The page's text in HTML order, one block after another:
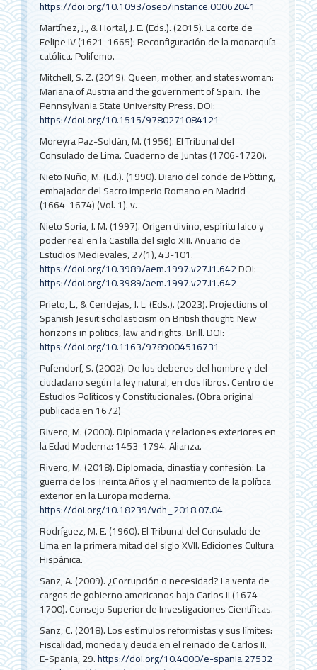
https://doi.org/10.1093/oseo/instance.00062041
Martínez, J., & Hortal, J. E. (Eds.). (2015). La corte de
Felipe IV (1621-1665): Reconfiguración de la monarquía
católica. Polifemo.
Mitchell, S. Z. (2019). Queen, mother, and stateswoman:
Mariana of Austria and the government of Spain. The
Pennsylvania State University Press.DOI:
https://doi.org/10.1515/9780271084121
Moreyra Paz-Soldán, M. (1956). El Tribunal del
Consulado de Lima. Cuaderno de Juntas (1706-1720).
Nieto Nuño, M. (Ed.). (1990). Diario del conde de Pötting,
embajador del Sacro Imperio Romano en Madrid
(1664-1674) (Vol. 1). v.
Nieto Soria, J. M. (1997). Origen divino, espíritu laico y
poder real en la Castilla del siglo XIII. Anuario de
Estudios Medievales, 27(1), 43-101.
https://doi.org/10.3989/aem.1997.v27.i1.642DOI:
https://doi.org/10.3989/aem.1997.v27.i1.642
Prieto, L., & Cendejas, J. L. (Eds.). (2023). Projections of
Spanish Jesuit scholasticism on British thought: New
horizons in politics, law and rights. Brill.DOI:
https://doi.org/10.1163/9789004516731
Pufendorf, S. (2002). De los deberes del hombre y del
ciudadano según la ley natural, en dos libros. Centro de
Estudios Políticos y Constitucionales. (Obra original
publicada en 1672)
Rivero, M. (2000). Diplomacia y relaciones exteriores en
la Edad Moderna: 1453-1794. Alianza.
Rivero, M. (2018). Diplomacia, dinastía y confesión: La
guerra de los Treinta Años y el nacimiento de la política
exterior en la Europa moderna.
https://doi.org/10.18239/vdh_2018.07.04
Rodríguez, M. E. (1960). El Tribunal del Consulado de
Lima en la primera mitad del siglo XVII. Ediciones Cultura
Hispánica.
Sanz, A. (2009). ¿Corrupción o necesidad? La venta de
cargos de gobierno americanos bajo Carlos II (1674-
1700). Consejo Superior de Investigaciones Científicas.
Sanz, C. (2018). Los estímulos reformistas y sus límites:
Fiscalidad, moneda y deuda en el reinado de Carlos II.
E-Spania, 29.https://doi.org/10.4000/e-spania.27532